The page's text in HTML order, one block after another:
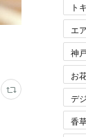
ト
エ
神
お
デ
香